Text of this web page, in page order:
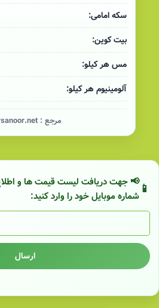
سکه امامی:
بیت کوین:
مس هر کیلو:
آلومینیوم هر کیلو:
مرجع :
📢 جهت دریافت لیست قیمت ها و
شماره موبایل خود را وارد کنید:
ارسال